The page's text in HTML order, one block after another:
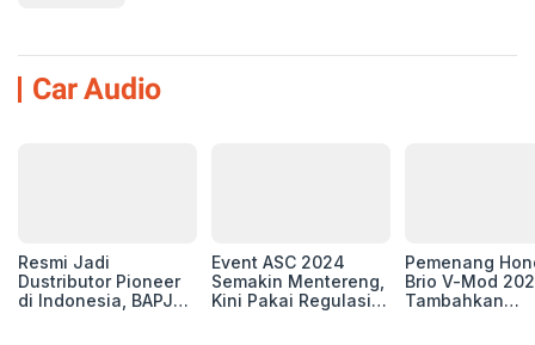
Car Audio
Resmi Jadi
Dustributor Pioneer
di Indonesia, BAPJ
Event ASC 2024
Semakin Mentereng,
Kini Pakai Regulasi
Pemenang
Brio V-Mod
Tambahkan